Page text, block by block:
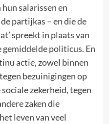
salarissen en
partijkas – en die de
spreekt in plaats van
politicus. En
actie, zowel binnen
bezuinigingen op
zekerheid, tegen
zaken die
leven van veel